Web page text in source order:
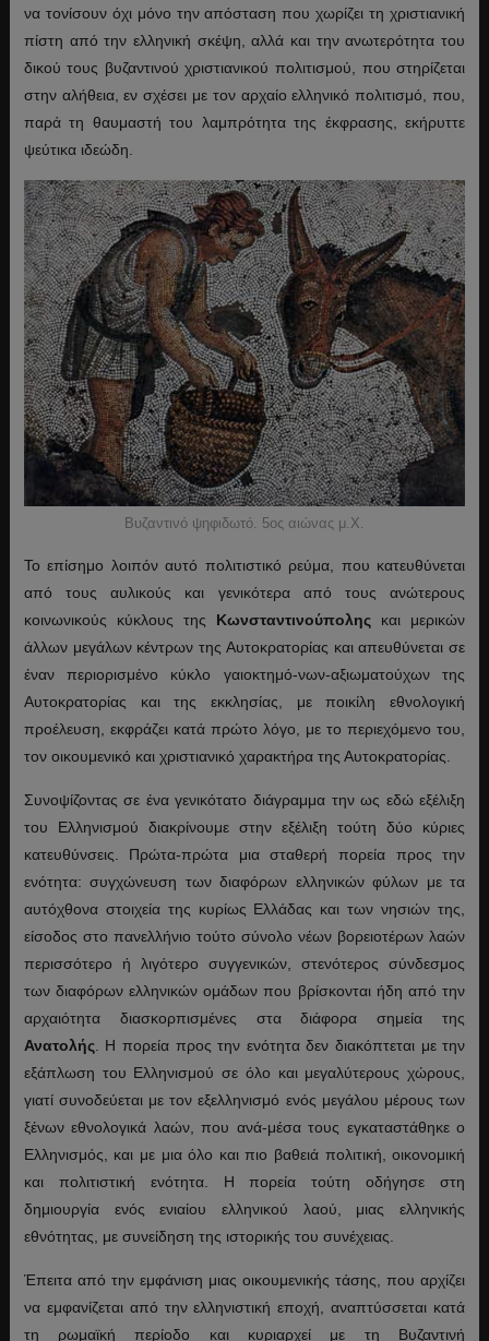
να τονίσουν όχι μόνο την απόσταση που χωρίζει τη χριστιανική
πίστη από την ελληνική σκέψη, αλλά και την ανωτερότητα του
δικού τους βυζαντινού χριστιανικού πολιτισμού, που στηρίζεται
στην αλήθεια, εν σχέσει με τον αρχαίο ελληνικό πολιτισμό, που,
παρά τη θαυμαστή του λαμπρότητα της έκφρασης, εκήρυττε
ψεύτικα ιδεώδη.
Βυζαντινό ψηφιδωτό. 5ος αιώνας μ.Χ.
Το επίσημο λοιπόν αυτό πολιτιστικό ρεύμα, που κατευθύνεται
από τους αυλικούς και γενικότερα από τους ανώτερους
κοινωνικούς κύκλους της Κωνσταντινούπολης και μερικών
άλλων μεγάλων κέντρων της Αυτοκρατορίας και απευθύνεται σε
έναν περιορισμένο κύκλο γαιοκτημό-νων-αξιωματούχων της
Αυτοκρατορίας και της εκκλησίας, με ποικίλη εθνολογική
προέλευση, εκφράζει κατά πρώτο λόγο, με το περιεχόμενο του,
τον οικουμενικό και χριστιανικό χαρακτήρα της Αυτοκρατορίας.
Συνοψίζοντας σε ένα γενικότατο διάγραμμα την ως εδώ εξέλιξη
του Ελληνισμού διακρίνουμε στην εξέλιξη τούτη δύο κύριες
κατευθύνσεις. Πρώτα-πρώτα μια σταθερή πορεία προς την
ενότητα: συγχώνευση των διαφόρων ελληνικών φύλων με τα
αυτόχθονα στοιχεία της κυρίως Ελλάδας και των νησιών της,
είσοδος στο πανελλήνιο τούτο σύνολο νέων βορειοτέρων λαών
περισσότερο ή λιγότερο συγγενικών, στενότερος σύνδεσμος
των διαφόρων ελληνικών ομάδων που βρίσκονται ήδη από την
αρχαιότητα διασκορπισμένες στα διάφορα σημεία της
Ανατολής . Η πορεία προς την ενότητα δεν διακόπτεται με την
εξάπλωση του Ελληνισμού σε όλο και μεγαλύτερους χώρους,
γιατί συνοδεύεται με τον εξελληνισμό ενός μεγάλου μέρους των
ξένων εθνολογικά λαών, που ανά-μέσα τους εγκαταστάθηκε ο
Ελληνισμός, και με μια όλο και πιο βαθειά πολιτική, οικονομική
και πολιτιστική ενότητα. Η πορεία τούτη οδήγησε στη
δημιουργία ενός ενιαίου ελληνικού λαού, μιας ελληνικής
εθνότητας, με συνείδηση της ιστορικής του συνέχειας.
Έπειτα από την εμφάνιση μιας οικουμενικής τάσης, που αρχίζει
να εμφανίζεται από την ελληνιστική εποχή, αναπτύσσεται κατά
τη ρωμαϊκή περίοδο και κυριαρχεί με τη Βυζαντινή